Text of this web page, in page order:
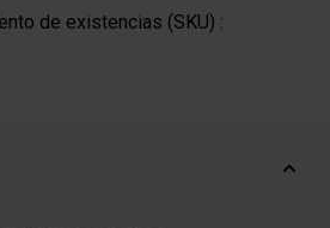
de existencias (SKU) :